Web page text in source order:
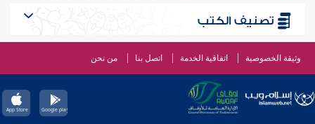
تصنيف الكتب
وثيقة الخصوصية اتفاقية الخدمة اتصل بنا من نحن